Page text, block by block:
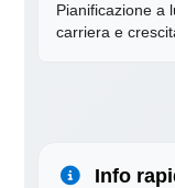
Pianificazione a
carriera e
Info